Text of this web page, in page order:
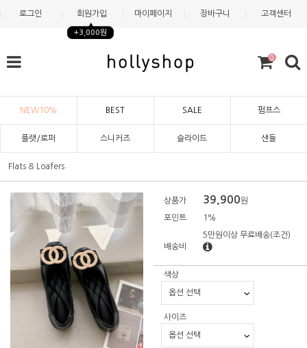
로그인 회원가입
+3,000원
마이페이지 장바구니 고객센터
0
NEW10% BEST SALE 펌프스
플랫/로퍼 스니커즈 슬라이드 샌들
Flats & Loafers
상품가 39,900원
포인트 1%
배송비
5만원이상 무료배송(조건)
색상
사이즈